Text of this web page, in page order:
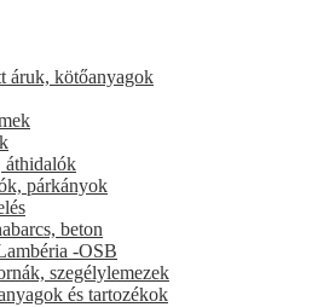
áruk, kötőanyagok
áthidalók
párkányok
beton
-OSB
szegélylemezek
és tartozékok